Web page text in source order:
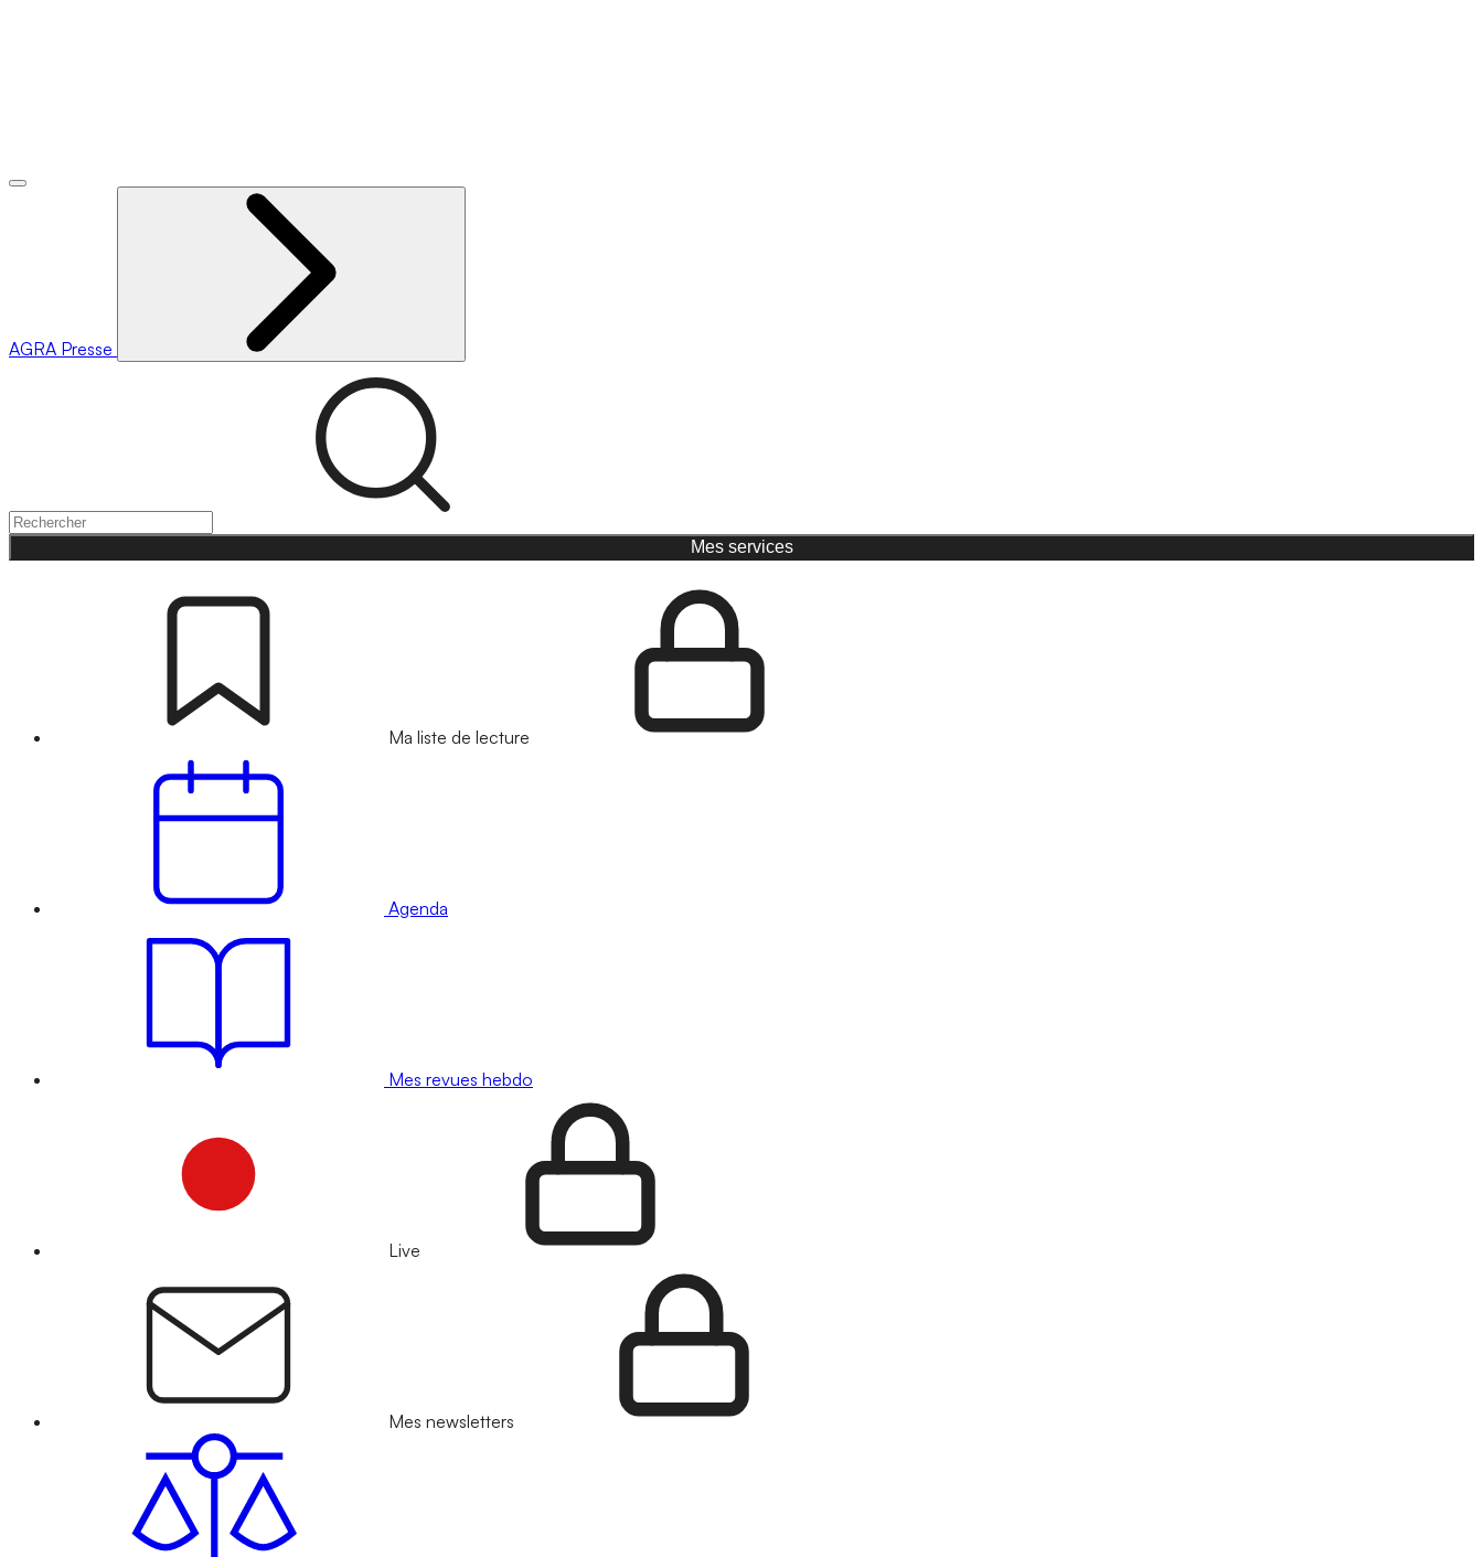
AGRA Presse
Mes services
Ma liste de lecture
Agenda
Mes revues hebdo
Live
Mes newsletters